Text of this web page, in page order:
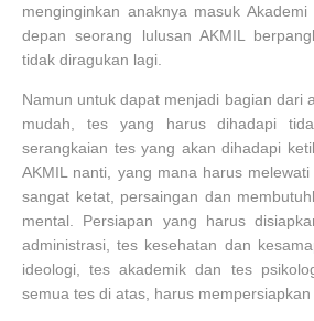
menginginkan anaknya masuk
depan seorang lulusan AKMIL
tidak diragukan lagi.
Namun untuk dapat menjadi bagian dari
mudah, tes yang harus dihadapi
serangkaian tes yang akan dihadapi
AKMIL nanti, yang mana harus
sangat ketat, persaingan dan
mental. Persiapan yang harus
administrasi, tes kesehatan dan
ideologi, tes akademik dan tes
semua tes di atas, harus mempersiapkan